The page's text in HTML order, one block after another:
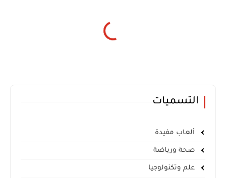
التسميات
ألعاب مفيدة
صحة ورياضة
علم وتكنولوجيا